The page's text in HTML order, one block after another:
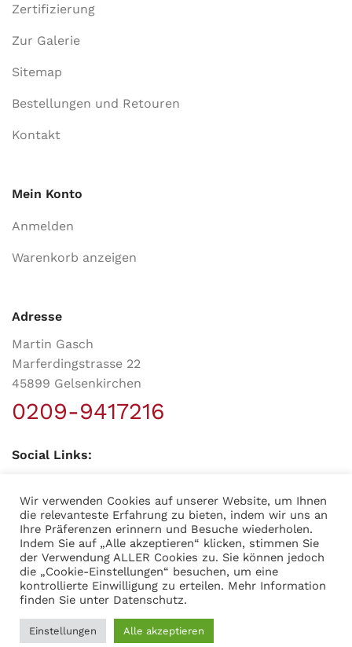
Zertifizierung
Zur Galerie
Sitemap
Bestellungen und Retouren
Kontakt
Mein Konto
Anmelden
Warenkorb anzeigen
Adresse
Martin Gasch
Marferdingstrasse 22
45899 Gelsenkirchen
0209-9417216
Social Links:
MODERNER STAHL © 2026CREATED BY K6 Medien. Webdesign &
E-Commerce aus Dortmund.
Wir verwenden Cookies auf unserer Website, um Ihnen
die relevanteste Erfahrung zu bieten, indem wir uns an
Ihre Präferenzen erinnern und Besuche wiederholen.
Indem Sie auf „Alle akzeptieren“ klicken, stimmen Sie
der Verwendung ALLER Cookies zu. Sie können jedoch
die „Cookie-Einstellungen“ besuchen, um eine
kontrollierte Einwilligung zu erteilen. Mehr Information
finden Sie unter Datenschutz.
Einstellungen Alle akzeptieren